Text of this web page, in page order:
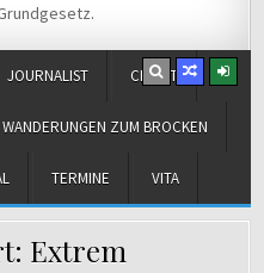
.
JOURNALIST CHRIST
WANDERUNGEN ZUM BROCKEN
TERMINE VITA
Extrem